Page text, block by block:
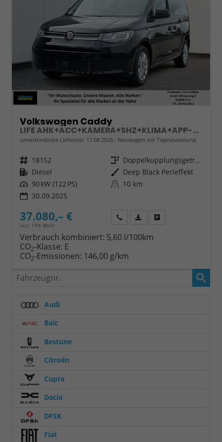
Volkswagen Caddy
LIFE AHK+ACC+KAMERA+SHZ+KLIMA+APP-CONNECT
unverbindliche Lieferzeit: 17.08.2026 Neuwagen mit Tageszulassung
Fahrzeugnr. 18152 Getriebe
Doppelkupplungsgetriebe (DSG)
Kraftstoff Diesel Außenfarbe Deep Black Perleffekt
Leistung 90 kW (122 PS) Kilometerstand 10 km
30.09.2025
37.080,– €
incl. 19% MwSt.
Wir rufen Sie anFahrzeugexposé (PDF)
Verbrauch kombiniert: 5,60 l/100km
CO2-Klasse: E
CO2-Emissionen: 146,00 g/km
Fahrzeugnr.
Audi
Baic
Bestune
Citroën
Cupra
Dacia
DFSK
Fiat